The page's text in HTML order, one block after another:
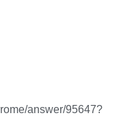
answer/95647?